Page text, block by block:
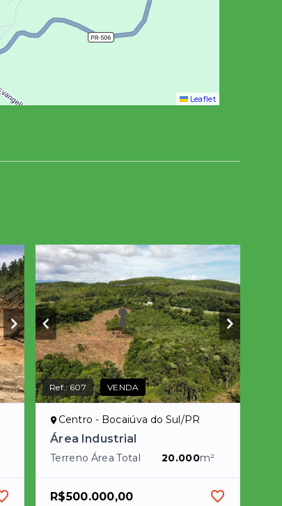
Leaflet
Ref.: 607 VENDA
Centro - Bocaiúva do Sul/PR
Área Industrial
Terreno Área Total 20.000m²
R$500.000,00